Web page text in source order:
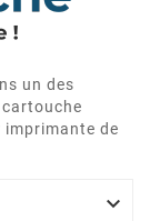
un des
cartouche
de
